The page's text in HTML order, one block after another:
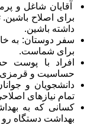
آقایان شاغل و
برای اصلاح
داشته باشین.
سفر دوستان: به
برای شماست.
افراد با پوست
حساسیت و قرمزی
دانشجویان و
تمام نیازهای
کسانی که به
بهداشت دستگاه